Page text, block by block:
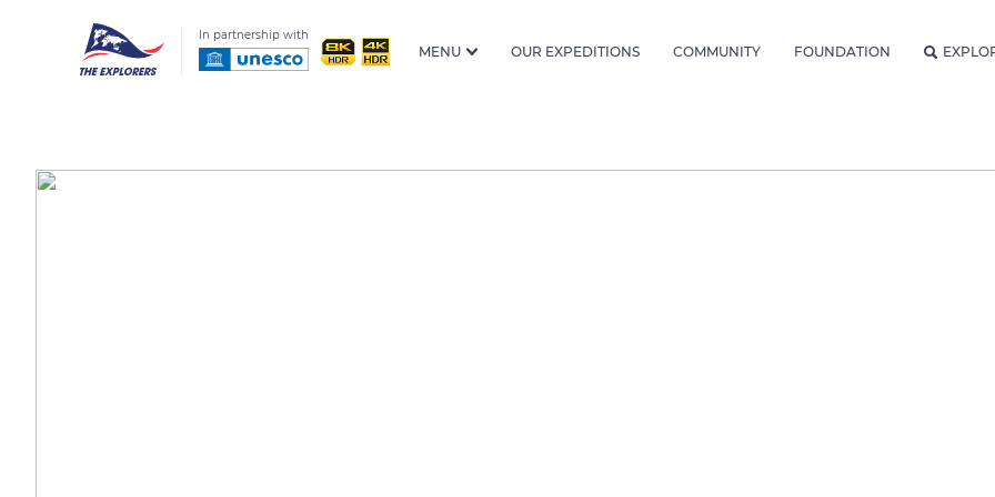
In partnership with
MENU OUR EXPEDITIONS COMMUNITY FOUNDATION